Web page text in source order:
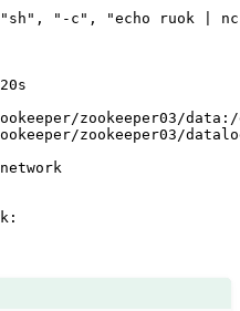
"sh" , "-c" ,
"echo ruok |
20s
zookeeper03/
zookeeper03/